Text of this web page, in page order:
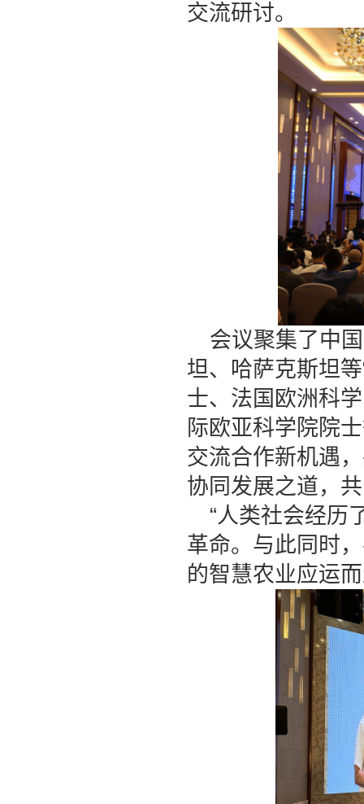
交流研讨。
会议聚集了中
坦、哈萨克斯坦
士、法国欧洲科
际欧亚科学院院
交流合作新机遇
协同发展之道，
“人类社会经历
革命。与此同时
的智慧农业应运